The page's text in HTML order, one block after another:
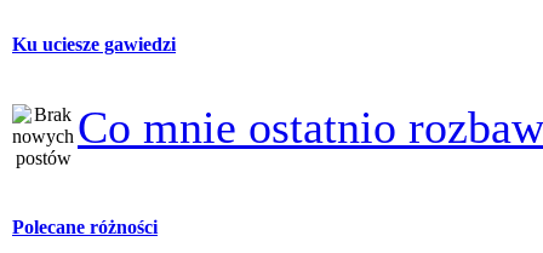
Ku uciesze gawiedzi
Co mnie ostatnio
Polecane różności